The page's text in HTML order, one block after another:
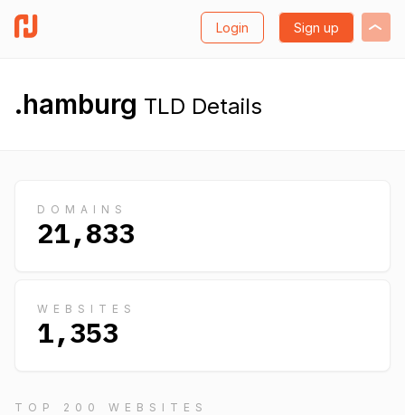
Login Sign up
.hamburg TLD Details
DOMAINS
21,833
WEBSITES
1,353
TOP 200 WEBSITES